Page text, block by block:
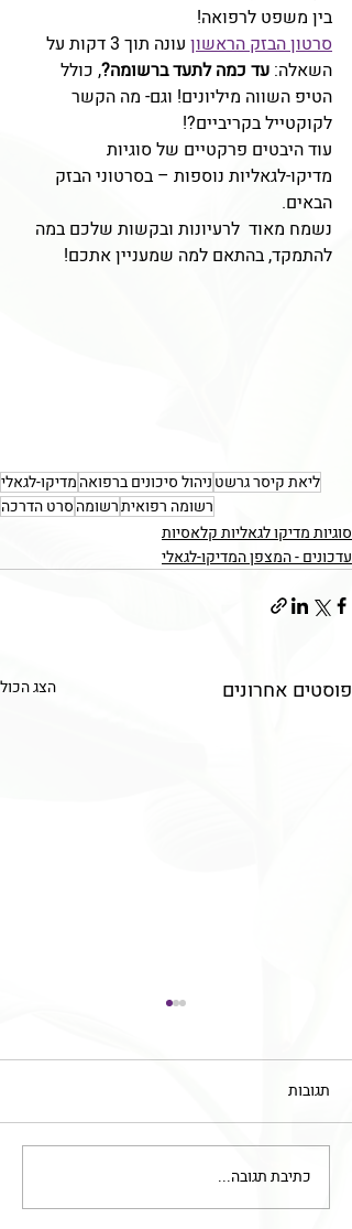
בין משפט לרפואה!
סרטון הבזק הראשון
עונה תוך 3 דקות על
השאלה: עד כמה לתעד ברשומה?, כולל
הטיפ השווה מיליונים! וגם- מה הקשר
לקוקטייל בקריביים?!
עוד היבטים פרקטיים של סוגיות
מדיקו-לגאליות נוספות – בסרטוני הבזק
הבאים.
נשמח מאוד  לרעיונות ובקשות שלכם במה
להתמקד, בהתאם למה שמעניין אתכם!
ליאת קיסר גרשטניהול סיכונים ברפואהמדיקו-לגאלי
רשומה רפואיתרשומהסרט הדרכה
סוגיות מדיקו לגאליות קלאסיות
עדכונים - המצפן המדיקו-לגאלי
פוסטים אחרונים הצג הכול
חובת מיומנות של מטפלים
בתחום עיסוקם
תגובות
כתיבת תגובה...